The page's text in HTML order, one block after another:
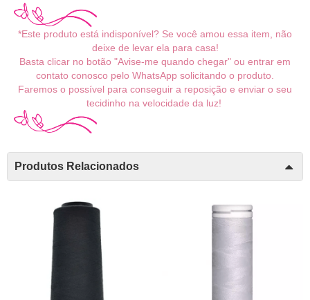
*Este produto está indisponível? Se você amou essa item, não
deixe de levar ela para casa!
Basta clicar no botão "Avise-me quando chegar" ou entrar em
contato conosco pelo WhatsApp solicitando o produto.
Faremos o possível para conseguir a reposição e enviar o seu
tecidinho na velocidade da luz!
Produtos Relacionados